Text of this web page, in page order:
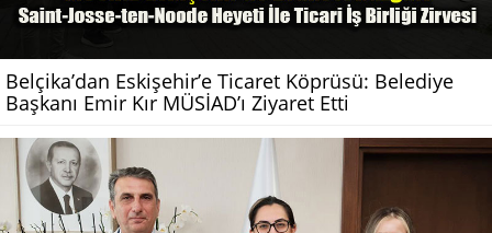
Belçika’dan Eskişehir’e Ticaret Köprüsü: Belediye
Başkanı Emir Kır MÜSİAD’ı Ziyaret Etti